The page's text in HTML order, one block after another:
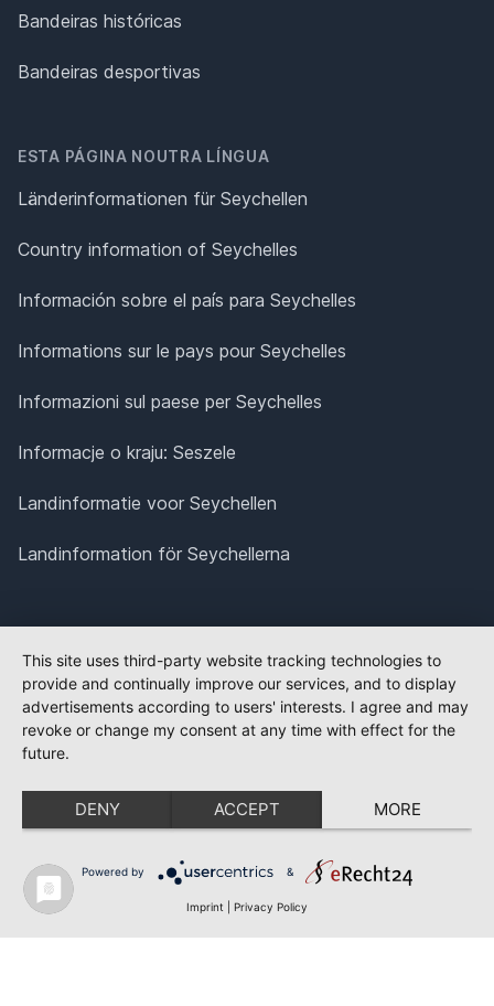
Bandeiras históricas
Bandeiras desportivas
ESTA PÁGINA NOUTRA LÍNGUA
Länderinformationen für Seychellen
Country information of Seychelles
Información sobre el país para Seychelles
Informations sur le pays pour Seychelles
Informazioni sul paese per Seychelles
Informacje o kraju: Seszele
Landinformatie voor Seychellen
Landinformation för Seychellerna
This site uses third-party website tracking technologies to
provide and continually improve our services, and to display
advertisements according to users' interests. I agree and may
revoke or change my consent at any time with effect for the
future.
DENY ACCEPT MORE
Powered by &
Imprint Privacy Policy